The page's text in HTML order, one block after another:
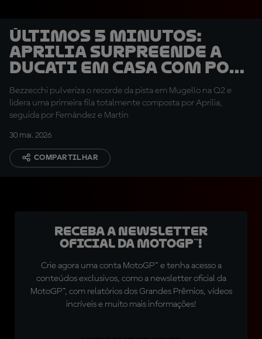
ÚLTIMOS 5 MINUTOS:
Aprilia surpreende a
Ducati em casa com pole
recorde
Bezzecchi pulveriza o recorde da pista em Mugello na Q2 e
lidera uma primeira fila totalmente composta por Aprilia,
seguida por Fernández e Martin
30 mai. 2026
COMPARTILHAR
Receba a newsletter
oficial da MotoGP™!
Crie agora uma conta MotoGP™ e tenha acesso a
conteúdos exclusivos, como a newsletter oficial da
MotoGP™, com relatórios dos Grandes Prêmios, vídeos
incríveis e muito mais informações!